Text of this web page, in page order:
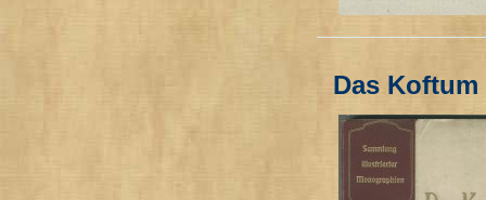
Das Koftum